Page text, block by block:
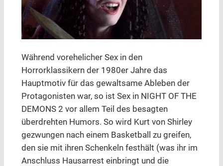
Während vorehelicher Sex in den
Horrorklassikern der 1980er Jahre das
Hauptmotiv für das gewaltsame Ableben der
Protagonisten war, so ist Sex in NIGHT OF THE
DEMONS 2 vor allem Teil des besagten
überdrehten Humors. So wird Kurt von Shirley
gezwungen nach einem Basketball zu greifen,
den sie mit ihren Schenkeln festhält (was ihr im
Anschluss Hausarrest einbringt und die